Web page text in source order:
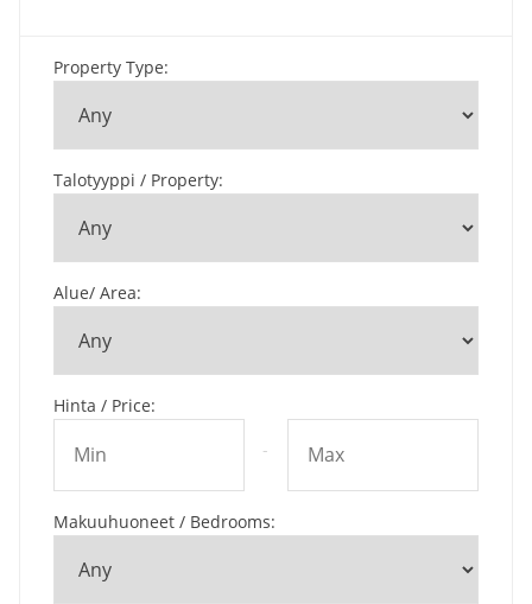
Property Type:
Talotyyppi / Property:
Alue/ Area:
Hinta / Price:
-
Makuuhuoneet / Bedrooms: